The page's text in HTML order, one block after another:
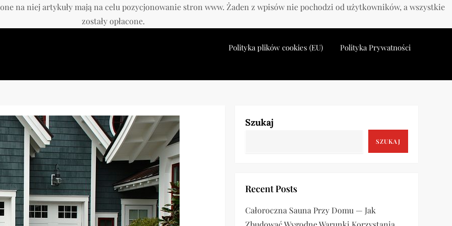
na niej artykuły mają na celu pozycjonowanie stron www. Żaden z wpisów nie pochodzi od użytkowników, a wszystkie
zostały opłacone.
Polityka plików cookies (EU) Polityka Prywatności
Szukaj
SZUKAJ
Recent Posts
Całoroczna Sauna Przy Domu — Jak